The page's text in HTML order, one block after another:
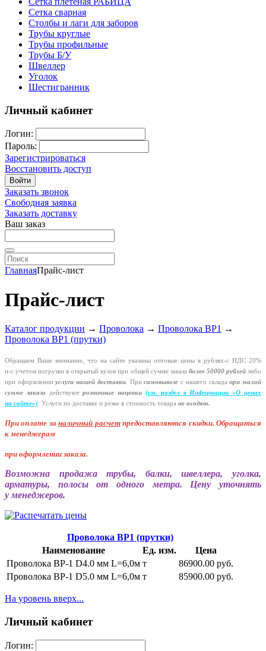
Сетка сварная
Столбы и лаги для заборов
Трубы круглые
Трубы профильные
Трубы Б/У
Швеллер
Уголок
Шестигранник
Личный кабинет
Логин:
Пароль:
Зарегистрироваться
Восстановить доступ
Войти
Заказать звонок
Свободная заявка
Заказать доставку
Ваш заказ
ГлавнаяПрайс-лист
Прайс-лист
Каталог продукции → Проволока → Проволока ВР1 →
Проволока ВР1 (прутки)
Обращаем Ваше внимание, что на сайте указаны оптовые цены в рублях-с НДС 20%
и-с учетом погрузки в открытый кузов при общей сумме заказа более 50000 рублейлибо
при оформленииуслуги нашей доставки. Присамовывозе с нашего складапри малой
сумме заказа
действуютрозничные наценки (см. раздел в Информации «О ценах
на сайте»). Услуги по доставке и резке в стоимость товара не входят.
При оплате заналичный расчет предоставляются скидки. Обращаться
к менеджерам
при оформлении заказа.
Возможна продажа трубы, балки, швеллера, уголка,
арматуры, полосы от одного метра. Цену уточнять
у менеджеров.
Наименование Ед. изм. Цена
Проволока ВР1 (прутки)
Проволока ВР-1 D4.0 мм L=6,0м т
86900.00 руб.
Проволока ВР-1 D5.0 мм L=6,0м т 85900.00 руб.
На уровень вверх...
Личный кабинет
Логин: